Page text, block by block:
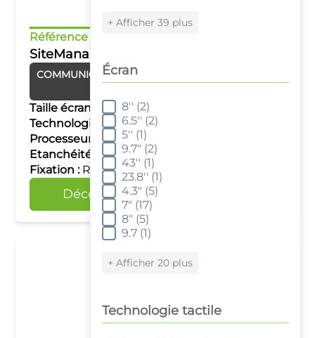
+ Afficher 39 plus
Écran
Écran
8'' (2)
6.5'' (2)
5'' (1)
9.7" (2)
43'' (1)
23.8'' (1)
4.3" (5)
7" (17)
8" (5)
9.7 (1)
+ Afficher 20 plus
Technologie tactile
Référence :
SiteManager 1529 / 3529
COMMUNICATION
Taille écran :
Technologie tactile : –
Processeur :
–
Etanchéité :
–
Fixation : Rail DIN
Découvrir